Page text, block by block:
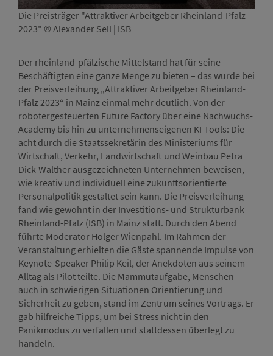
Die Preisträger "Attraktiver Arbeitgeber Rheinland-Pfalz
2023" © Alexander Sell | ISB
Der rheinland-pfälzische Mittelstand hat für seine
Beschäftigten eine ganze Menge zu bieten – das wurde bei
der Preisverleihung „Attraktiver Arbeitgeber Rheinland-
Pfalz 2023“ in Mainz einmal mehr deutlich. Von der
robotergesteuerten Future Factory über eine Nachwuchs-
Academy bis hin zu unternehmenseigenen KI-Tools: Die
acht durch die Staatssekretärin des Ministeriums für
Wirtschaft, Verkehr, Landwirtschaft und Weinbau Petra
Dick-Walther ausgezeichneten Unternehmen beweisen,
wie kreativ und individuell eine zukunftsorientierte
Personalpolitik gestaltet sein kann. Die Preisverleihung
fand wie gewohnt in der Investitions- und Strukturbank
Rheinland-Pfalz (ISB) in Mainz statt. Durch den Abend
führte Moderator Holger Wienpahl. Im Rahmen der
Veranstaltung erhielten die Gäste spannende Impulse von
Keynote-Speaker Philip Keil, der Anekdoten aus seinem
Alltag als Pilot teilte. Die Mammutaufgabe, Menschen
auch in schwierigen Situationen Orientierung und
Sicherheit zu geben, stand im Zentrum seines Vortrags. Er
gab hilfreiche Tipps, um bei Stress nicht in den
Panikmodus zu verfallen und stattdessen überlegt zu
handeln.